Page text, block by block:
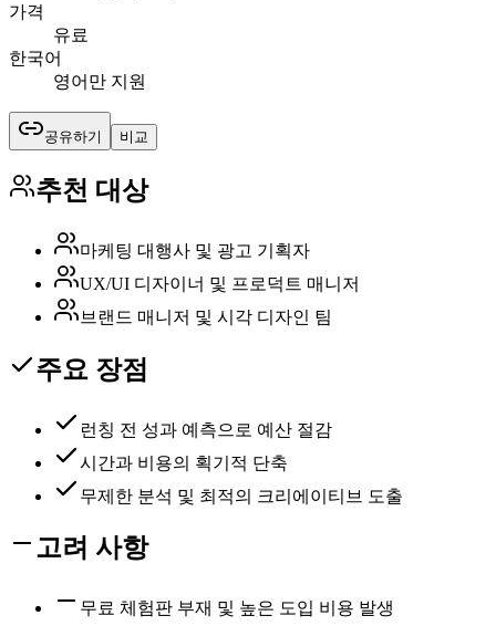
가격
유료
한국어
영어만 지원
공유하기 비교
추천 대상
마케팅 대행사 및 광고 기획자
UX/UI 디자이너 및 프로덕트 매니저
브랜드 매니저 및 시각 디자인 팀
주요 장점
런칭 전 성과 예측으로 예산 절감
시간과 비용의 획기적 단축
무제한 분석 및 최적의 크리에이티브 도출
고려 사항
무료 체험판 부재 및 높은 도입 비용 발생